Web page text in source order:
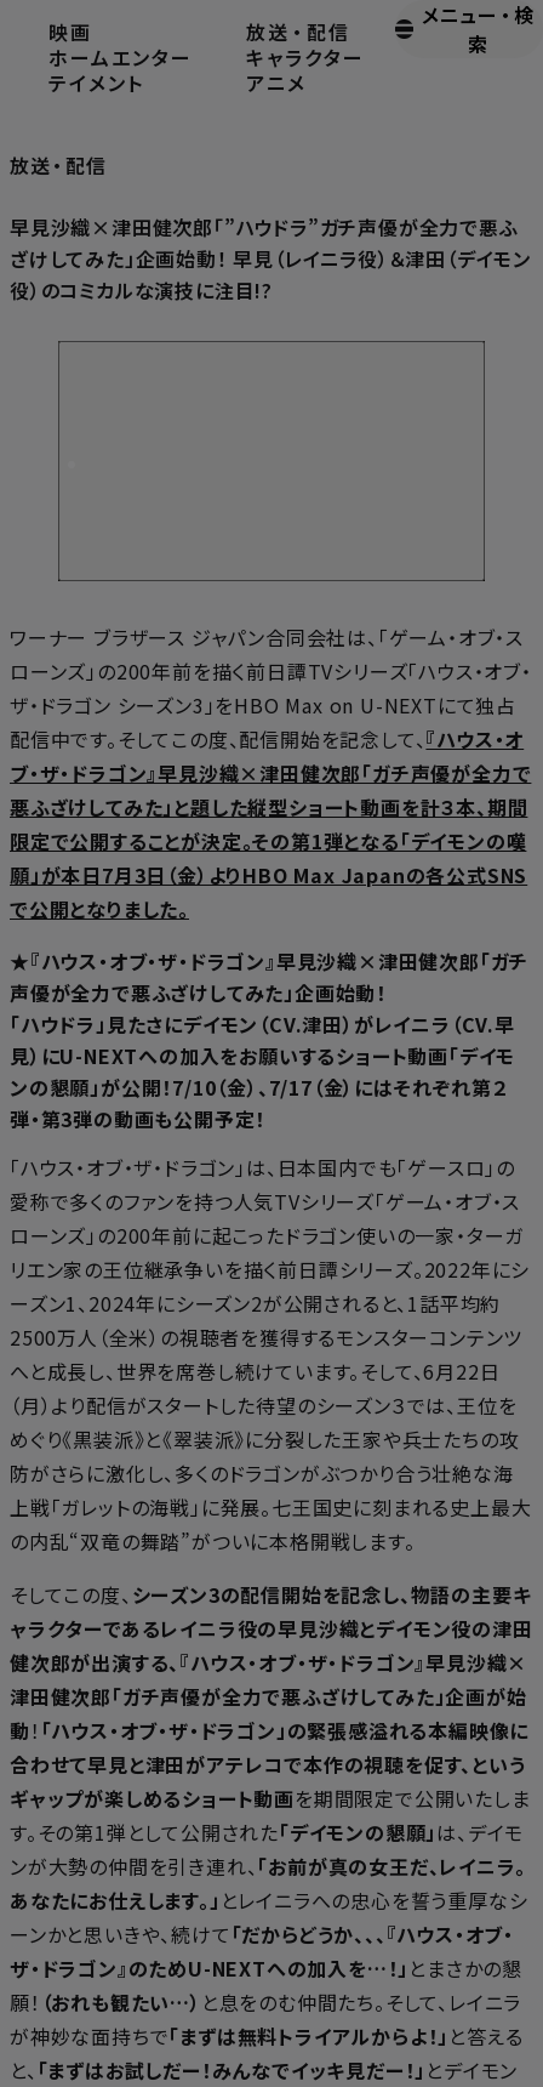
映画
ホームエンター
テイメント
放送 ・ 配信
キャラクター
アニメ
メニュー ・ 検
索
ホーム 放送・配信
放送・ 配信
早見沙織×津田健次郎「”ハウドラ”ガチ声優が全力で悪ふ
ざけしてみた」企画始動！ 早見（レイニラ役）＆津田（デイモン
役）のコミカルな演技に注目!?
ワーナー ブラザース ジャパン合同会社は、「ゲーム・オブ・ス
ローンズ」の200年前を描く前日譚TVシリーズ「ハウス・オブ・
ザ・ドラゴン シーズン3」をHBO Max on U-NEXTにて独占
配信中です。そしてこの度、配信開始を記念して、『ハウス・オ
ブ・ザ・ドラゴン』早見沙織×津田健次郎「ガチ声優が全力で
悪ふざけしてみた」と題した縦型ショート動画を計３本、期間
限定で公開することが決定。その第1弾となる「デイモンの嘆
願」が本日7月3日（金）よりHBO Max Japanの各公式SNS
で公開となりました。
★『ハウス・オブ・ザ・ドラゴン』早見沙織×津田健次郎「ガチ
声優が全力で悪ふざけしてみた」企画始動！
「ハウドラ」見たさにデイモン（CV.津田）がレイニラ（CV.早
見）にU-NEXTへの加入をお願いするショート動画「デイモ
ンの懇願」が公開！7/10（金）、7/17（金）にはそれぞれ第２
弾・第3弾の動画も公開予定！
「ハウス・オブ・ザ・ドラゴン」は、日本国内でも「ゲースロ」の
愛称で多くのファンを持つ人気TVシリーズ「ゲーム・オブ・ス
ローンズ」の200年前に起こったドラゴン使いの一家・ターガ
リエン家の王位継承争いを描く前日譚シリーズ。2022年にシ
ーズン1、2024年にシーズン2が公開されると、1話平均約
2500万人（全米）の視聴者を獲得するモンスターコンテンツ
へと成長し、世界を席巻し続けています。そして、6月22日
（月）より配信がスタートした待望のシーズン３では、王位を
めぐり《黒装派》と《翠装派》に分裂した王家や兵士たちの攻
防がさらに激化し、多くのドラゴンがぶつかり合う壮絶な海
上戦「ガレットの海戦」に発展。七王国史に刻まれる史上最大
の内乱“双竜の舞踏”がついに本格開戦します。
そしてこの度、 シーズン3の配信開始を記念し、物語の主要キ
ャラクターであるレイニラ役の早見沙織とデイモン役の津田
健次郎が出演する、『ハウス・オブ・ザ・ドラゴン』早見沙織×
津田健次郎「ガチ声優が全力で悪ふざけしてみた」企画が始
動 ！ 「ハウス・オブ・ザ・ドラゴン」の緊張感溢れる本編映像に
合わせて早見と津田がアテレコで本作の視聴を促す、という
ギャップが楽しめるショート動画を期間限定で公開いたしま
す。その第1弾として公開された「デイモンの懇願」 は、デイモ
ンが大勢の仲間を引き連れ、 「お前が真の女王だ、レイニラ。
あなたにお仕えします。」 とレイニラへの忠心を誓う重厚なシ
ーンかと思いきや、続けて 「だからどうか、、、『ハウス・オブ・
ザ・ドラゴン』のためU-NEXTへの加入を…！」 とまさかの懇
願！ （おれも観たい…） と息をのむ仲間たち。そして、レイニラ
が神妙な面持ちで「まずは無料トライアルからよ！」 と答える
と、 「まずはお試しだー！みんなでイッキ見だー！」 とデイモン